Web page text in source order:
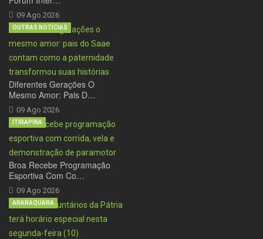
09 Ago 2026
Diferentes Gerações O
Mesmo Amor: Pais D…
09 Ago 2026
OUTRAS NOTÍCIAS
Broa Recebe Programação
Esportiva Com Co…
09 Ago 2026
ITIRAPINA
ARARAQUARA